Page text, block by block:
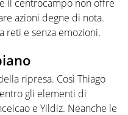
e il centrocampo non offre
azioni degne di nota.
reti e senza emozioni.
ripresa. Così Thiago
gli elementi di
e Yildiz. Neanche le